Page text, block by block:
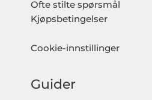
Ofte stilte spørsmål
Kjøpsbetingelser
Cookie-innstillinger
Guider